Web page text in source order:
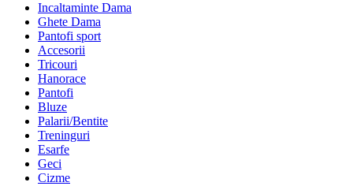
Incaltaminte Dama
Ghete Dama
Pantofi sport
Accesorii
Tricouri
Hanorace
Pantofi
Bluze
Palarii/Bentite
Treninguri
Esarfe
Geci
Cizme